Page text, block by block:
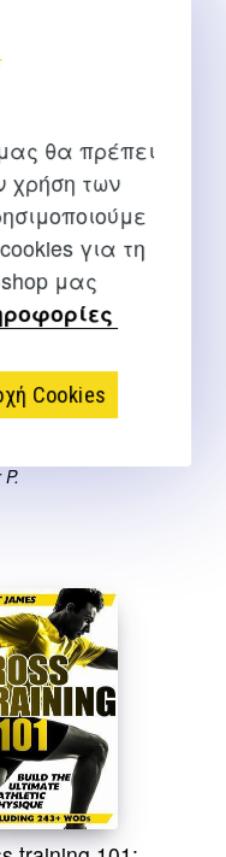
θα πρέπει
χρήση των
για τη
μας
Cookies
training wod
training wod bible